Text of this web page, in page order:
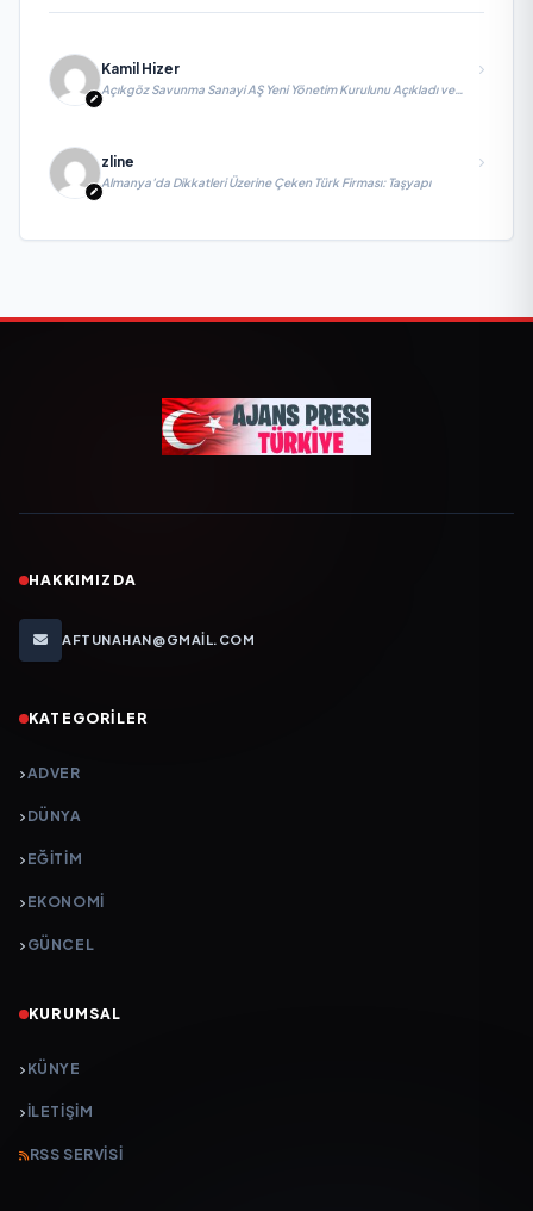
Kamil Hizer
Açıkgöz Savunma Sanayi AŞ Yeni Yönetim Kurulunu Açıkladı ve
zline
Almanya’da Dikkatleri Üzerine Çeken Türk Firması: Taşyapı
HAKKIMIZDA
AFTUNAHAN@GMAIL.COM
KATEGORILER
ADVER
DÜNYA
EĞİTİM
EKONOMİ
GÜNCEL
KURUMSAL
KÜNYE
İLETIŞIM
RSS SERVISI